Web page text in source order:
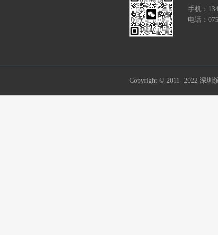
手机：
电话：
Copyright © 2011- 2022 深圳